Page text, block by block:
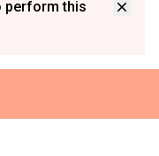
perform this